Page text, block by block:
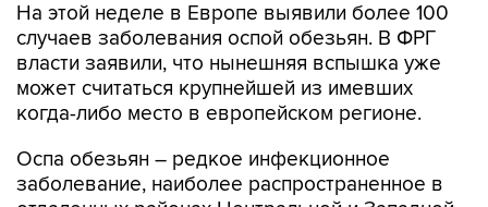
На этой неделе в Европе выявили более 100
случаев заболевания оспой обезьян. В ФРГ
власти заявили, что нынешняя вспышка уже
может считаться крупнейшей из имевших
когда-либо место в европейском регионе.
Оспа обезьян – редкое инфекционное
заболевание, наиболее распространенное в